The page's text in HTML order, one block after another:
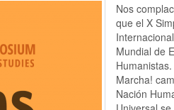
Nos
que el X
Mundial de
Marcha!
Nación